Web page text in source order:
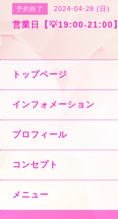
予約終了 2024-04-28 (日)
営業日【💡19:00-21:00】
トップページ
インフォメーション
プロフィール
コンセプト
メニュー